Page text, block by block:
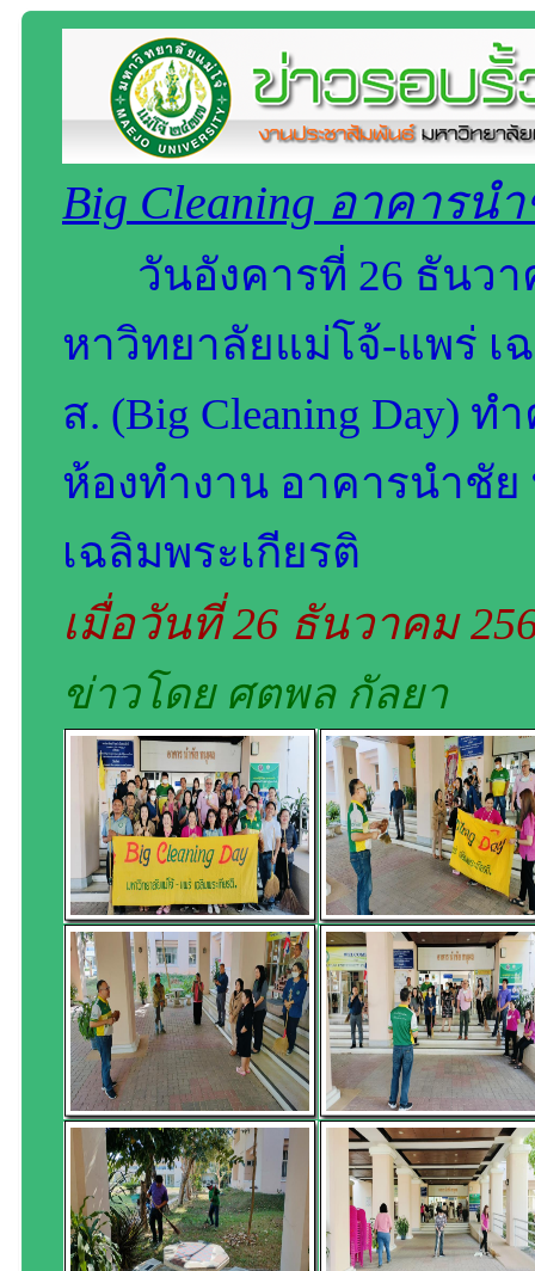
Big Cleaning อาคารน
วันอังคารที่ 26 ธันวา
หาวิทยาลัยแม่โจ้-แพร่ เ
ส. (Big Cleaning Day)
ห้องทำงาน อาคารนำชั
เฉลิมพระเกียรติ
เมื่อวันที่ 26 ธันวาคม
ข่าวโดย ศตพล กัลยา